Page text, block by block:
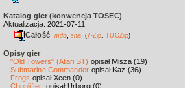
Katalog gier (konwencja TOSEC)
Aktualizacja: 2021-07-11
Całość md5 sha (7-Zip TUGZip)
Opisy gier
"Old Towers" (Atari ST) opisał Misza (19)
Submarine Commander opisał Kaz (36)
Frogs opisał Xeen (0)
Choplifter! opisał Urborg (0)